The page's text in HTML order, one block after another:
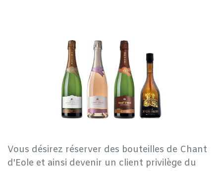
Vous désirez réserver des bouteilles de Chant
d'Eole et ainsi devenir un client privilège du